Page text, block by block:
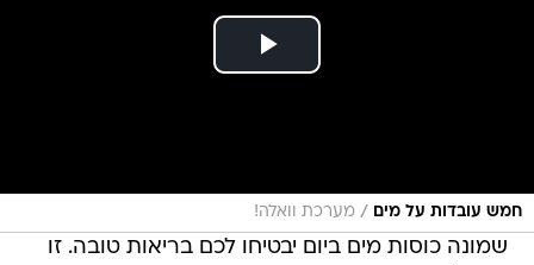
חמש עובדות על מים / מערכת וואלה!
שמונה כוסות מים ביום יבטיחו לכם בריאות טובה. זו